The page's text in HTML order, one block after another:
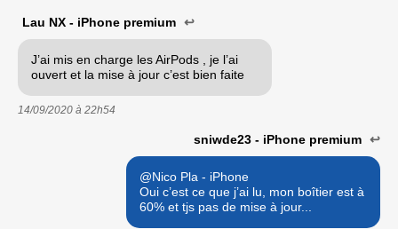
Lau NX - iPhone premium ↩
J’ai mis en charge les AirPods , je l’ai
ouvert et la mise à jour c’est bien faite
14/09/2020 à 22h54
sniwde23 - iPhone premium ↩
@Nico Pla - iPhone
Oui c’est ce que j’ai lu, mon boîtier est à
60% et tjs pas de mise à jour...